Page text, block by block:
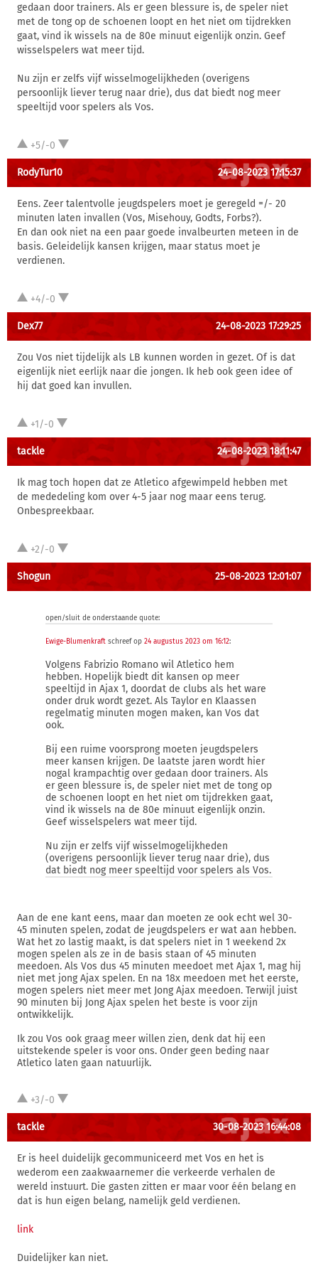
gedaan door trainers. Als er geen blessure is, de speler niet
met de tong op de schoenen loopt en het niet om tijdrekken
gaat, vind ik wissels na de 80e minuut eigenlijk onzin. Geef
wisselspelers wat meer tijd.
Nu zijn er zelfs vijf wisselmogelijkheden (overigens
persoonlijk liever terug naar drie), dus dat biedt nog meer
speeltijd voor spelers als Vos.
+5/-0
RodyTur10 24-08-2023 17:15:37
Eens. Zeer talentvolle jeugdspelers moet je geregeld =/- 20
minuten laten invallen (Vos, Misehouy, Godts, Forbs?).
En dan ook niet na een paar goede invalbeurten meteen in de
basis. Geleidelijk kansen krijgen, maar status moet je
verdienen.
+4/-0
Dex77 24-08-2023 17:29:25
Zou Vos niet tijdelijk als LB kunnen worden in gezet. Of is dat
eigenlijk niet eerlijk naar die jongen. Ik heb ook geen idee of
hij dat goed kan invullen.
+1/-0
tackle 24-08-2023 18:11:47
Ik mag toch hopen dat ze Atletico afgewimpeld hebben met
de mededeling kom over 4-5 jaar nog maar eens terug.
Onbespreekbaar.
+2/-0
Shogun 25-08-2023 12:01:07
open/sluit de onderstaande quote:
Ewige-Blumenkraft schreef op 24 augustus 2023 om 16:12:
Volgens Fabrizio Romano wil Atletico hem
hebben. Hopelijk biedt dit kansen op meer
speeltijd in Ajax 1, doordat de clubs als het ware
onder druk wordt gezet. Als Taylor en Klaassen
regelmatig minuten mogen maken, kan Vos dat
ook.
Bij een ruime voorsprong moeten jeugdspelers
meer kansen krijgen. De laatste jaren wordt hier
nogal krampachtig over gedaan door trainers. Als
er geen blessure is, de speler niet met de tong op
de schoenen loopt en het niet om tijdrekken gaat,
vind ik wissels na de 80e minuut eigenlijk onzin.
Geef wisselspelers wat meer tijd.
Nu zijn er zelfs vijf wisselmogelijkheden
(overigens persoonlijk liever terug naar drie), dus
dat biedt nog meer speeltijd voor spelers als Vos.
Aan de ene kant eens, maar dan moeten ze ook echt wel 30-
45 minuten spelen, zodat de jeugdspelers er wat aan hebben.
Wat het zo lastig maakt, is dat spelers niet in 1 weekend 2x
mogen spelen als ze in de basis staan of 45 minuten
meedoen. Als Vos dus 45 minuten meedoet met Ajax 1, mag hij
niet met jong Ajax spelen. En na 18x meedoen met het eerste,
mogen spelers niet meer met Jong Ajax meedoen. Terwijl juist
90 minuten bij Jong Ajax spelen het beste is voor zijn
ontwikkelijk.
Ik zou Vos ook graag meer willen zien, denk dat hij een
uitstekende speler is voor ons. Onder geen beding naar
Atletico laten gaan natuurlijk.
+3/-0
tackle 30-08-2023 16:44:08
Er is heel duidelijk gecommuniceerd met Vos en het is
wederom een zaakwaarnemer die verkeerde verhalen de
wereld instuurt. Die gasten zitten er maar voor één belang en
dat is hun eigen belang, namelijk geld verdienen.
link
Duidelijker kan niet.